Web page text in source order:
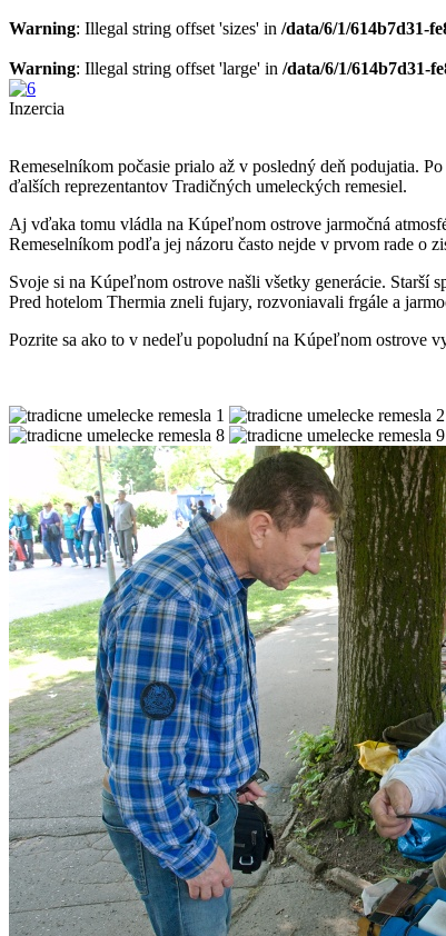
Warning: Illegal string offset 'sizes' in /data/6/1/614b7d31-
Warning: Illegal string offset 'large' in /data/6/1/614b7d31-
Inzercia
Remeselníkom počasie prialo až v posledný deň podujatia.
ďalších reprezentantov Tradičných umeleckých remesiel.
Aj vďaka tomu vládla na Kúpeľnom ostrove jarmočná
Remeselníkom podľa jej názoru často nejde v prvom rade o
Svoje si na Kúpeľnom ostrove našli všetky generácie. Starší
Pred hotelom Thermia zneli fujary, rozvoniavali frgále a
Pozrite sa ako to v nedeľu popoludní na Kúpeľnom ostrove